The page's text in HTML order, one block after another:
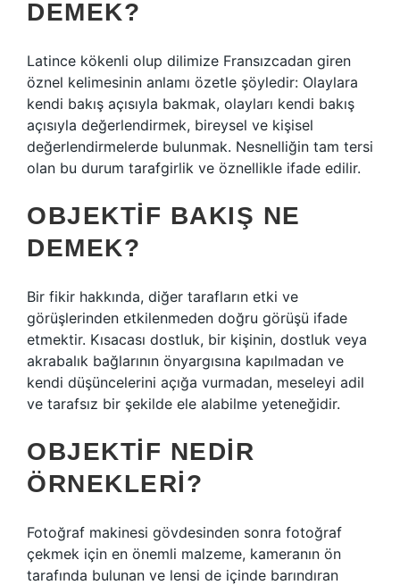
DEMEK?
Latince kökenli olup dilimize Fransızcadan giren
öznel kelimesinin anlamı özetle şöyledir: Olaylara
kendi bakış açısıyla bakmak, olayları kendi bakış
açısıyla değerlendirmek, bireysel ve kişisel
değerlendirmelerde bulunmak. Nesnelliğin tam tersi
olan bu durum tarafgirlik ve öznellikle ifade edilir.
OBJEKTIF BAKIŞ NE
DEMEK?
Bir fikir hakkında, diğer tarafların etki ve
görüşlerinden etkilenmeden doğru görüşü ifade
etmektir. Kısacası dostluk, bir kişinin, dostluk veya
akrabalık bağlarının önyargısına kapılmadan ve
kendi düşüncelerini açığa vurmadan, meseleyi adil
ve tarafsız bir şekilde ele alabilme yeteneğidir.
OBJEKTIF NEDIR
ÖRNEKLERI?
Fotoğraf makinesi gövdesinden sonra fotoğraf
çekmek için en önemli malzeme, kameranın ön
tarafında bulunan ve lensi de içinde barındıran